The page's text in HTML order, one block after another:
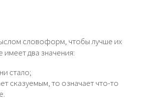
словоформ, чтобы лучше их
два значения:
стало;
сказуемым, то означает что-то